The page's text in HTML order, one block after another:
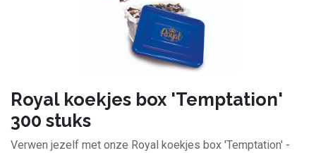
Royal koekjes box 'Temptation'
300 stuks
Verwen jezelf met onze Royal koekjes box 'Temptation' -